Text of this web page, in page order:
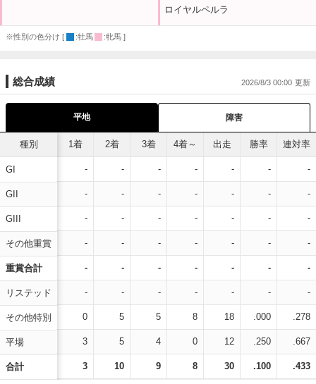
ロイヤルペルラ
※性別の色分け [ :牡馬 :牝馬 ]
総合成績 2026/8/3 00:00
平地 障害
種別
GI
GII
GIII
その他重賞
重賞合計
リステッド
その他特別
平場
合計
1着 2着 3着 4着～ 出走 勝率 連対率
- - - - - - -
- - - - - - -
- - - - - - -
- - - - - - -
- - - - - - -
- - - - - - -
0 5 5 8 18 .000 .278
3 5 4 0 12 .250 .667
3 10 9 8 30 .100 .433